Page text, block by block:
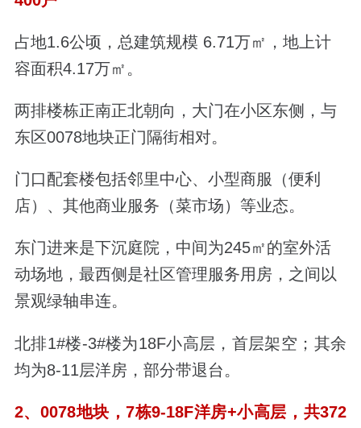
占地1.6公顷，总建筑规模 6.71万㎡，地上计
容面积4.17万㎡。
两排楼栋正南正北朝向，大门在小区东侧，与
东区0078地块正门隔街相对。
门口配套楼包括邻里中心、小型商服（便利
店）、其他商业服务（菜市场）等业态。
东门进来是下沉庭院，中间为245㎡的室外活
动场地，最西侧是社区管理服务用房，之间以
景观绿轴串连。
北排1#楼-3#楼为18F小高层，首层架空；其余
均为8-11层洋房，部分带退台。
2、0078地块，7栋9-18F洋房+小高层，共372